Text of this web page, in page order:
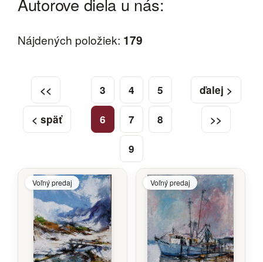
Nájdených položiek: 179
<<
< späť
ďalej >
>>
3 4 5
6 7 8
9
Voľný predaj Voľný predaj